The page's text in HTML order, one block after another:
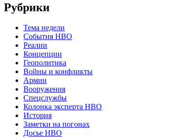
Рубрики
Тема недели
События НВО
Реалии
Концепции
Геополитика
Войны и конфликты
Армии
Вооружения
Спецслужбы
Колонка эксперта НВО
История
Заметки на погонах
Досье НВО